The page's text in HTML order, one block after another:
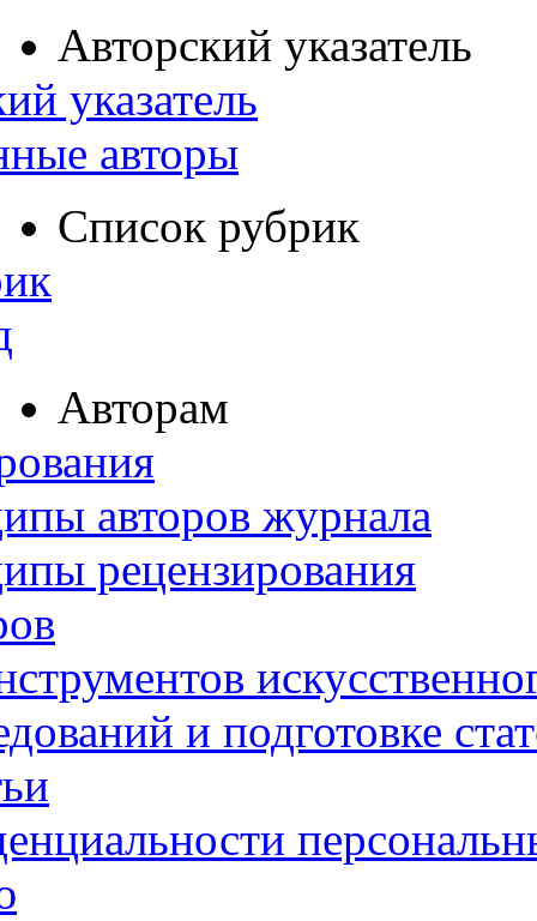
Авторский указатель
указатель
авторы
Список рубрик
Авторам
авторов журнала
рецензирования
и подготовке